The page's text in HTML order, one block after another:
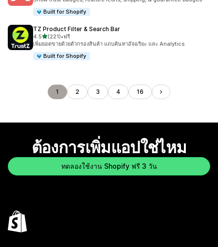
Built for Shopify
TZ Product Filter & Search Bar
4.5เต็ม 5 ดาว
(221)
ทั้งหมด 221 รีวิว
•ฟรี
เพิ่มยอดขายด้วยตัวกรองสินค้า แถบค้นหาอัจฉริยะ และ Analytics
Built for Shopify
1 2 3 4 16
ต้องการเพิ่มแอปใช่ไหม
ทดลองใช้งาน Shopify ฟรี 3 วัน